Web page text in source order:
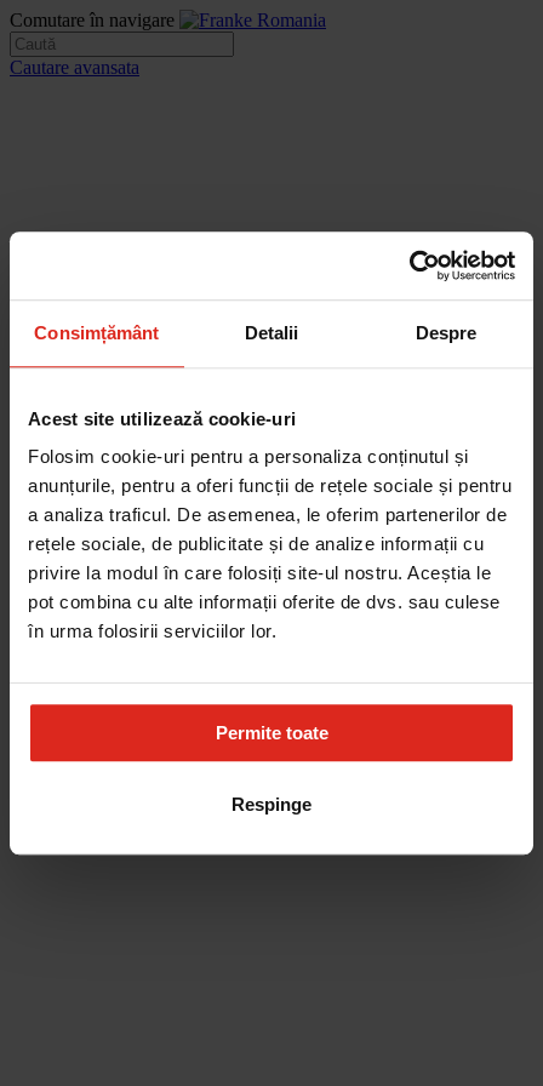
Consimțământ Detalii Despre
Acest site utilizează cookie-uri
Folosim cookie-uri pentru a personaliza conținutul și
anunțurile, pentru a oferi funcții de rețele sociale și pentru
a analiza traficul. De asemenea, le oferim partenerilor de
rețele sociale, de publicitate și de analize informații cu
privire la modul în care folosiți site-ul nostru. Aceștia le
pot combina cu alte informații oferite de dvs. sau culese
în urma folosirii serviciilor lor.
Permite toate
Respinge
Comutare în navigare
Cautare avansata